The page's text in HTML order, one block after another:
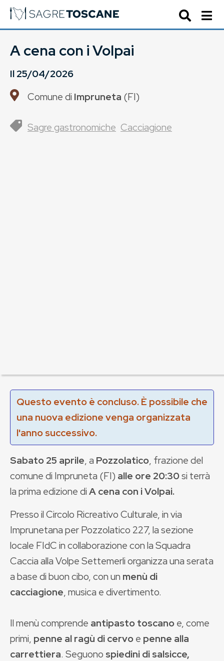
A cena con i Volpai
Il25/04/2026
Comune di Impruneta (FI)
Sagre gastronomiche Cacciagione
Questo evento è concluso. È possibile che
una nuova edizione venga organizzata
l'anno successivo.
Sabato 25 aprile, a Pozzolatico, frazione del
comune di Impruneta (FI) alle ore 20:30si terrà
la prima edizione diA cena con i Volpai.
Presso il Circolo Ricreativo Culturale, in via
Imprunetana per Pozzolatico 227, la sezione
locale FIdC in collaborazione con la Squadra
Caccia alla Volpe Settemerli organizza una serata
a base di buon cibo, conun menù di
cacciagione, musica e divertimento.
Il menù comprende antipasto toscanoe, come
primi, penne al ragù di cervoe penne alla
carrettiera. Seguono spiedini di salsicce,